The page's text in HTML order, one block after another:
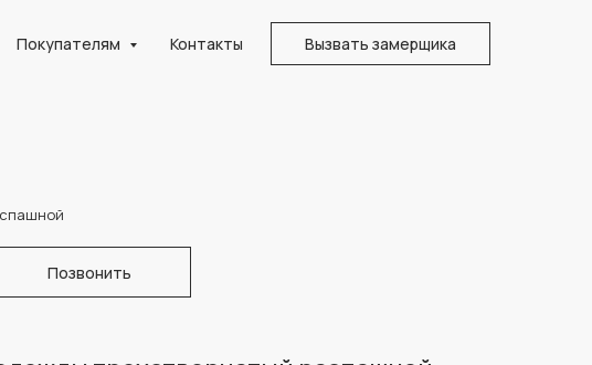
Покупателям Контакты Вызвать замерщика
Позвонить